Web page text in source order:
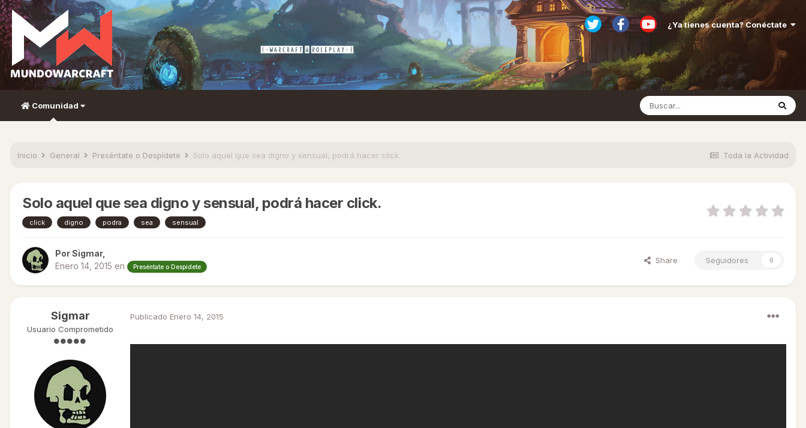
¿Ya tienes cuenta? Conéctate
Comunidad
Toda la Actividad
Inicio General Preséntate o Despídete Solo aquel que sea digno y sensual, podrá hacer click.
Solo aquel que sea digno y sensual, podrá hacer click.
click digno podra sea sensual
PorSigmar,
Enero 14, 2015 en Preséntate o Despídete
Share Seguidores 0
Sigmar
Usuario Comprometido
Publicado Enero 14, 2015